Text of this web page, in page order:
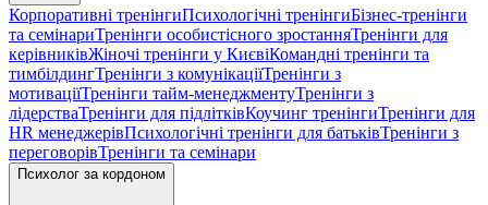
Корпоративні тренінгиПсихологічні тренінгиБізнес-тренінги
та семінариТренінги особистісного зростанняТренінги для
керівниківЖіночі тренінги у КиєвіКомандні тренінги та
тимбілдингТренінги з комунікаціїТренінги з
мотиваціїТренінги тайм-менеджментуТренінги з
лідерстваТренінги для підлітківКоучинг тренінгиТренінги для
HR менеджерівПсихологічні тренінги для батьківТренінги з
переговорівТренінги та семінари
Психолог за кордоном